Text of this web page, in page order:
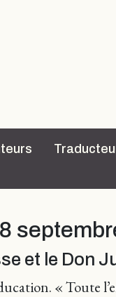
et le Don
« Toute